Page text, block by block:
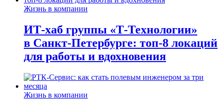
Жизнь в компании
ИТ-хаб группы «Т-Технологии»
в Санкт-Петербурге: топ-8 локаций
для работы и вдохновения
Жизнь в компании